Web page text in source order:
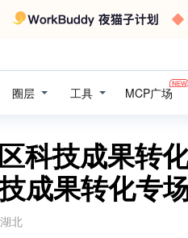
圈层 工具 MCP广场
科技成果
成果转化专
北